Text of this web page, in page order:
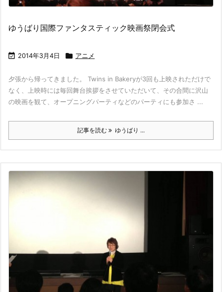
ゆうばり国際ファンタスティック映画祭閉会式
 2014年3月4日  アニメ
夕張から帰ってきました。 Twins in Bakeryが3回も上映されただけで
なく、上映時には毎回舞台挨拶をさせていただいて、その合間に沢山
の映画を観て、オープニングパーティなどのパーティにも参加さ ...
記事を読む ゆうばり ...